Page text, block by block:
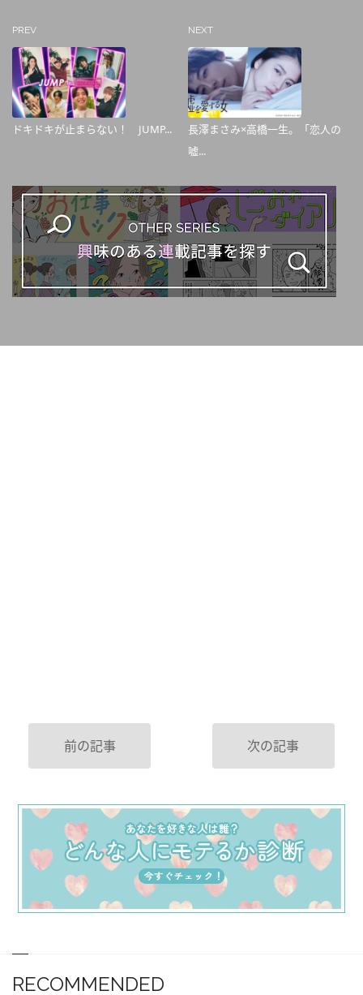
PREV
ドキドキが止まらない！ JUMP...
NEXT
長澤まさみ×高橋一生。「恋人の
嘘...
前の記事 次の記事
RECOMMENDED